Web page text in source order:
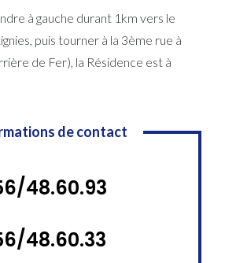
à gauche durant 1km vers le
puis tourner à la 3ème rue à
de Fer), la Résidence est à
de contact
48.60.93
48.60.33